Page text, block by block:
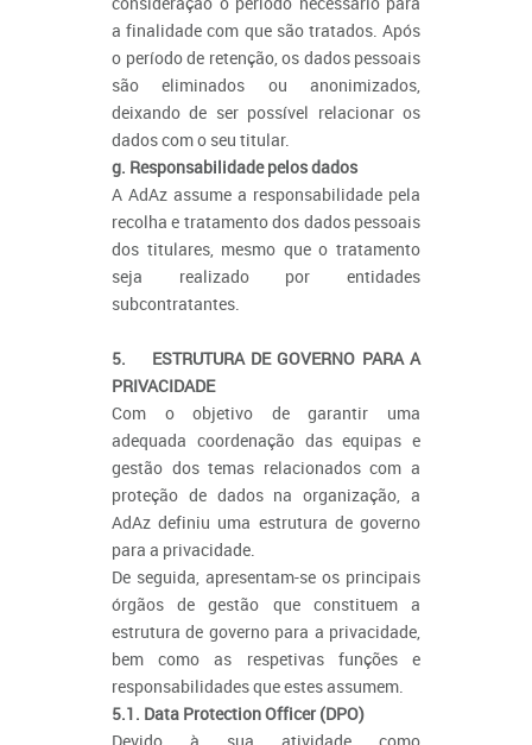
a finalidade com que são tratados. Após
o período de retenção, os dados pessoais
são eliminados ou anonimizados,
deixando de ser possível relacionar os
dados com o seu titular.
g. Responsabilidade pelos dados
A AdAz assume a responsabilidade pela
recolha e tratamento dos dados pessoais
dos titulares, mesmo que o tratamento
seja realizado por entidades
subcontratantes.
5. ESTRUTURA DE GOVERNO PARA A
PRIVACIDADE
Com o objetivo de garantir uma
adequada coordenação das equipas e
gestão dos temas relacionados com a
proteção de dados na organização, a
AdAz definiu uma estrutura de governo
para a privacidade.
De seguida, apresentam-se os principais
órgãos de gestão que constituem a
estrutura de governo para a privacidade,
bem como as respetivas funções e
responsabilidades que estes assumem.
5.1. Data Protection Officer (DPO)